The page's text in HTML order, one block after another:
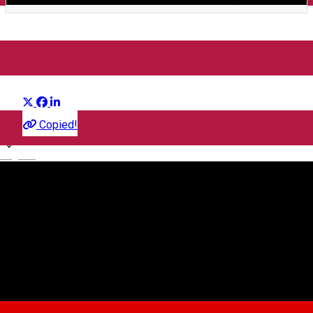
Recital „Flautul fermecat”
Distribuie
Copied!
Concert